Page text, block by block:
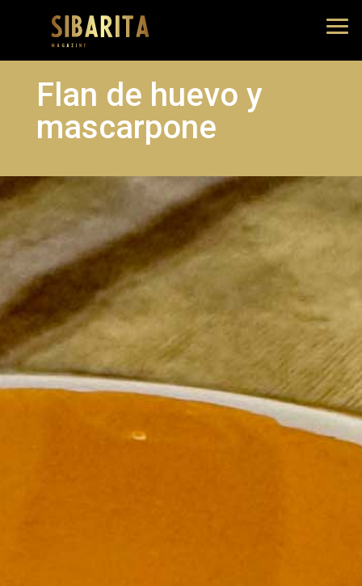
Flan de huevo y
mascarpone